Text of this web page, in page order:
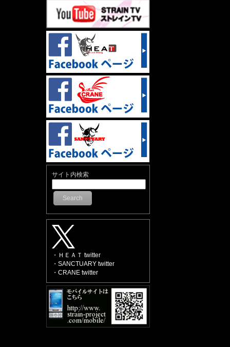
サイト内検索
Search
・ＨＥＡＴ twitter
・SANCTUARY twitter
・CRANE twitter